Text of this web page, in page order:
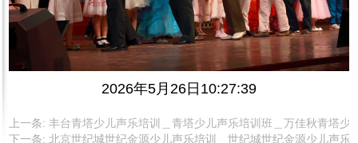
2026年5 月 26日 10:27:39
上一条:丰台青塔少儿声乐培训＿青塔少儿声乐培训班＿万佳秋青塔少
下一条:北京世纪城世纪金源少儿声乐培训＿世纪城世纪金源少儿声乐培训